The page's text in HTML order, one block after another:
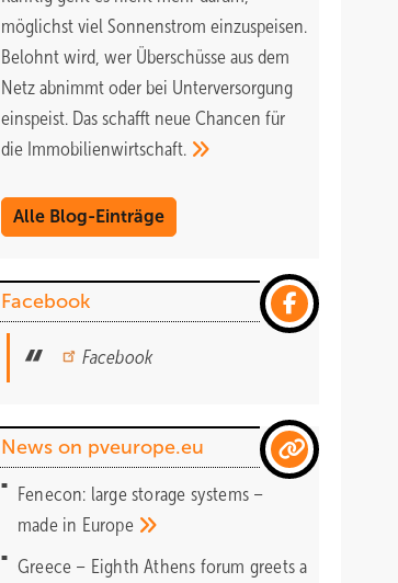
möglichst viel Sonnenstrom einzuspeisen.
Belohnt wird, wer Überschüsse aus dem
Netz abnimmt oder bei Unterversorgung
einspeist. Das schafft neue Chancen für
die Immobilienwirtschaft.
Alle Blog-Einträge
Facebook
Facebook
News on pveurope.eu
Fenecon: large storage systems –
made in Europe
Greece – Eighth Athens forum greets a